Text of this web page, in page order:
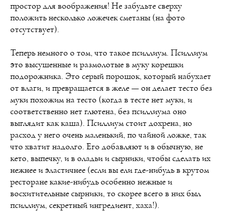
простор для воображения! Не забудьте сверху
положить несколько ложечек сметаны (на фото
отсутствует).
Теперь немного о том, что такое псиллиум. Псиллиум
это высушенные и размолотые в муку корешки
подорожника. Это серый порошок, который набухает
от влаги, и превращается в желе — он делает тесто без
муки похожим на тесто (когда в тесте нет муки, и
соответственно нет глютена, без псиллиума оно
выглядит как каша). Псиллиум стоит дохрена, но
расход у него очень маленький, по чайной ложке, так
что хватит надолго. Его добавляют и в обычную, не
кето, выпечку, и в оладьи и сырники, чтобы сделать их
нежнее и эластичнее (если вы ели где-нибудь в крутом
ресторане какие-нибудь особенно нежные и
восхитительные сырники, то скорее всего в них был
псиллиум, секретный ингредиент, хаха!).